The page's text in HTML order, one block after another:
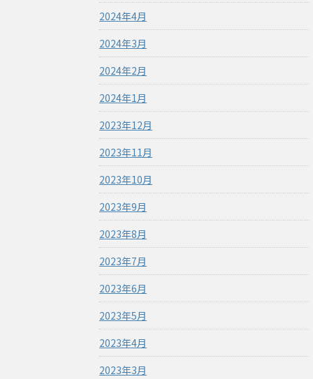
2024年4月
2024年3月
2024年2月
2024年1月
2023年12月
2023年11月
2023年10月
2023年9月
2023年8月
2023年7月
2023年6月
2023年5月
2023年4月
2023年3月